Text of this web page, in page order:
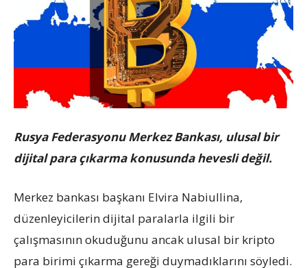
Rusya Federasyonu Merkez Bankası, ulusal bir
dijital para çıkarma konusunda hevesli değil.
Merkez bankası başkanı Elvira Nabiullina,
düzenleyicilerin dijital paralarla ilgili bir
çalışmasının okuduğunu ancak ulusal bir kripto
para birimi çıkarma gereği duymadıklarını söyledi.